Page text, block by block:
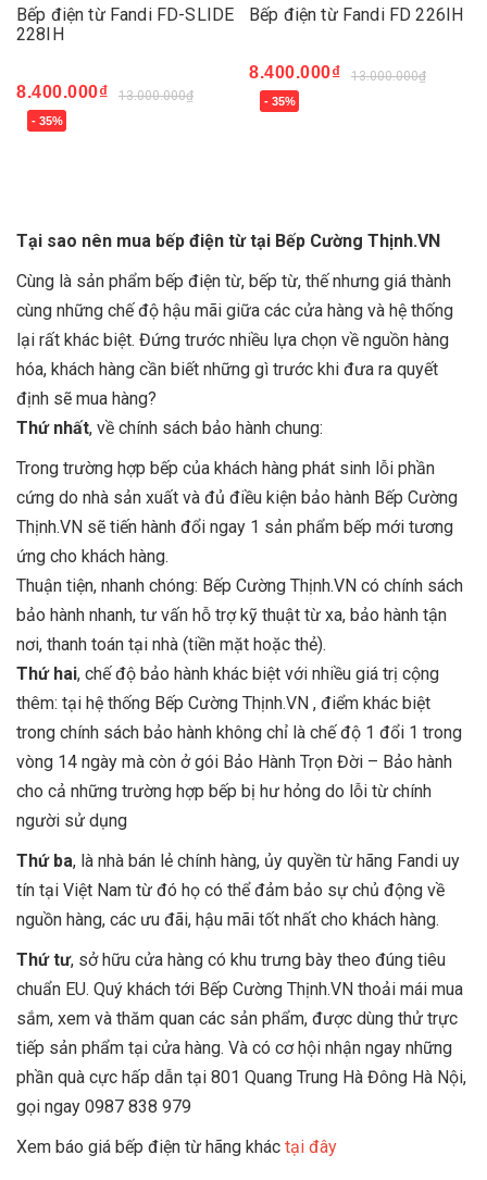
Bếp điện từ Fandi FD-SLIDE
228IH
8.400.000₫ 13.000.000₫
- 35%
Bếp điện từ Fandi FD 226IH
8.400.000₫ 13.000.000₫
- 35%
Tại sao nên mua bếp điện từ tại Bếp Cường Thịnh.VN
Cùng là sản phẩm bếp điện từ, bếp từ, thế nhưng giá thành
cùng những chế độ hậu mãi giữa các cửa hàng và hệ thống
lại rất khác biệt. Đứng trước nhiều lựa chọn về nguồn hàng
hóa, khách hàng cần biết những gì trước khi đưa ra quyết
định sẽ mua hàng?
Thứ nhất, về chính sách bảo hành chung:
Trong trường hợp bếp của khách hàng phát sinh lỗi phần
cứng do nhà sản xuất và đủ điều kiện bảo hành Bếp Cường
Thịnh.VN sẽ tiến hành đổi ngay 1 sản phẩm bếp mới tương
ứng cho khách hàng.
Thuận tiện, nhanh chóng: Bếp Cường Thịnh.VN có chính sách
bảo hành nhanh, tư vấn hỗ trợ kỹ thuật từ xa, bảo hành tận
nơi, thanh toán tại nhà (tiền mặt hoặc thẻ).
Thứ hai, chế độ bảo hành khác biệt với nhiều giá trị cộng
thêm: tại hệ thống Bếp Cường Thịnh.VN , điểm khác biệt
trong chính sách bảo hành không chỉ là chế độ 1 đổi 1 trong
vòng 14 ngày mà còn ở gói Bảo Hành Trọn Đời – Bảo hành
cho cả những trường hợp bếp bị hư hỏng do lỗi từ chính
người sử dụng
Thứ ba, là nhà bán lẻ chính hàng, ủy quyền từ hãng Fandi uy
tín tại Việt Nam từ đó họ có thể đảm bảo sự chủ động về
nguồn hàng, các ưu đãi, hậu mãi tốt nhất cho khách hàng.
Thứ tư, sở hữu cửa hàng có khu trưng bày theo đúng tiêu
chuẩn EU. Quý khách tới Bếp Cường Thịnh.VN thoải mái mua
sắm, xem và thăm quan các sản phẩm, được dùng thử trực
tiếp sản phẩm tại cửa hàng. Và có cơ hội nhận ngay những
phần quà cực hấp dẫn tại 801 Quang Trung Hà Đông Hà Nội,
gọi ngay 0987 838 979
Xem báo giá bếp điện từ hãng khác tại đây